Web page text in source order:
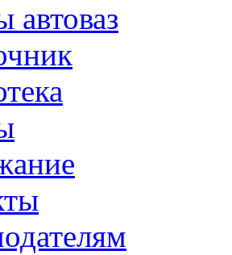
автоваз